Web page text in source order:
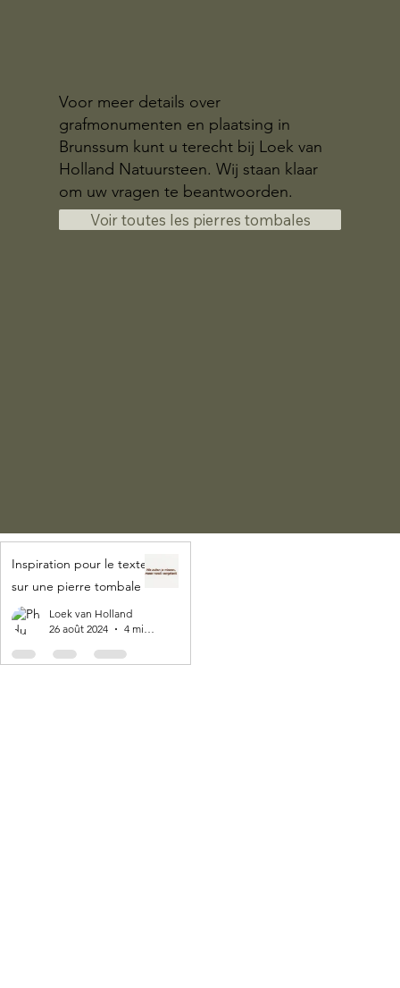
Voor meer details over
grafmonumenten en plaatsing in
Brunssum kunt u terecht bij Loek van
Holland Natuursteen. Wij staan klaar
om uw vragen te beantwoorden.
Voir toutes les pierres tombales
Inspiration pour le texte
sur une pierre tombale
Loek van Holland
26 août 2024
4 min de lecture